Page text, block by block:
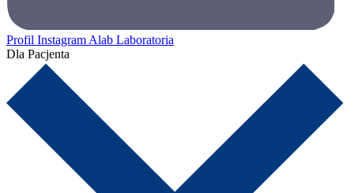
Profil Instagram Alab Laboratoria
Dla Pacjenta